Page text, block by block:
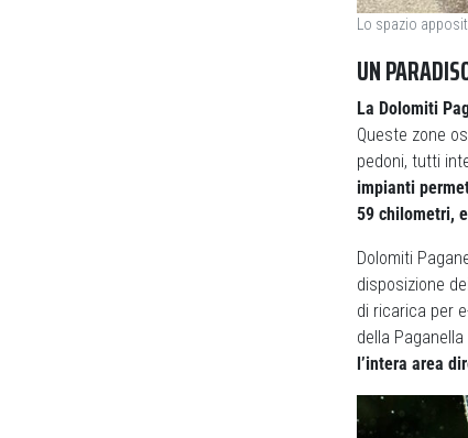
Lo spazio
UN
La Dolomiti
Queste zone
pedoni, tutti
impianti
59 chilometri,
Dolomiti
disposizione
di ricarica per
della
l’intera area